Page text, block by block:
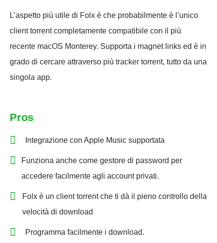
L’aspetto più utile di Folx è che probabilmente è l’unico
client torrent completamente compatibile con il più
recente macOS Monterey. Supporta i magnet links ed è in
grado di cercare attraverso più tracker torrent, tutto da una
singola app.
Pros
Integrazione con Apple Music supportata
Funziona anche come gestore di password per
accedere facilmente agli account privati.
Folx è un client torrent che ti dà il pieno controllo della
velocità di download
Programma facilmente i download.